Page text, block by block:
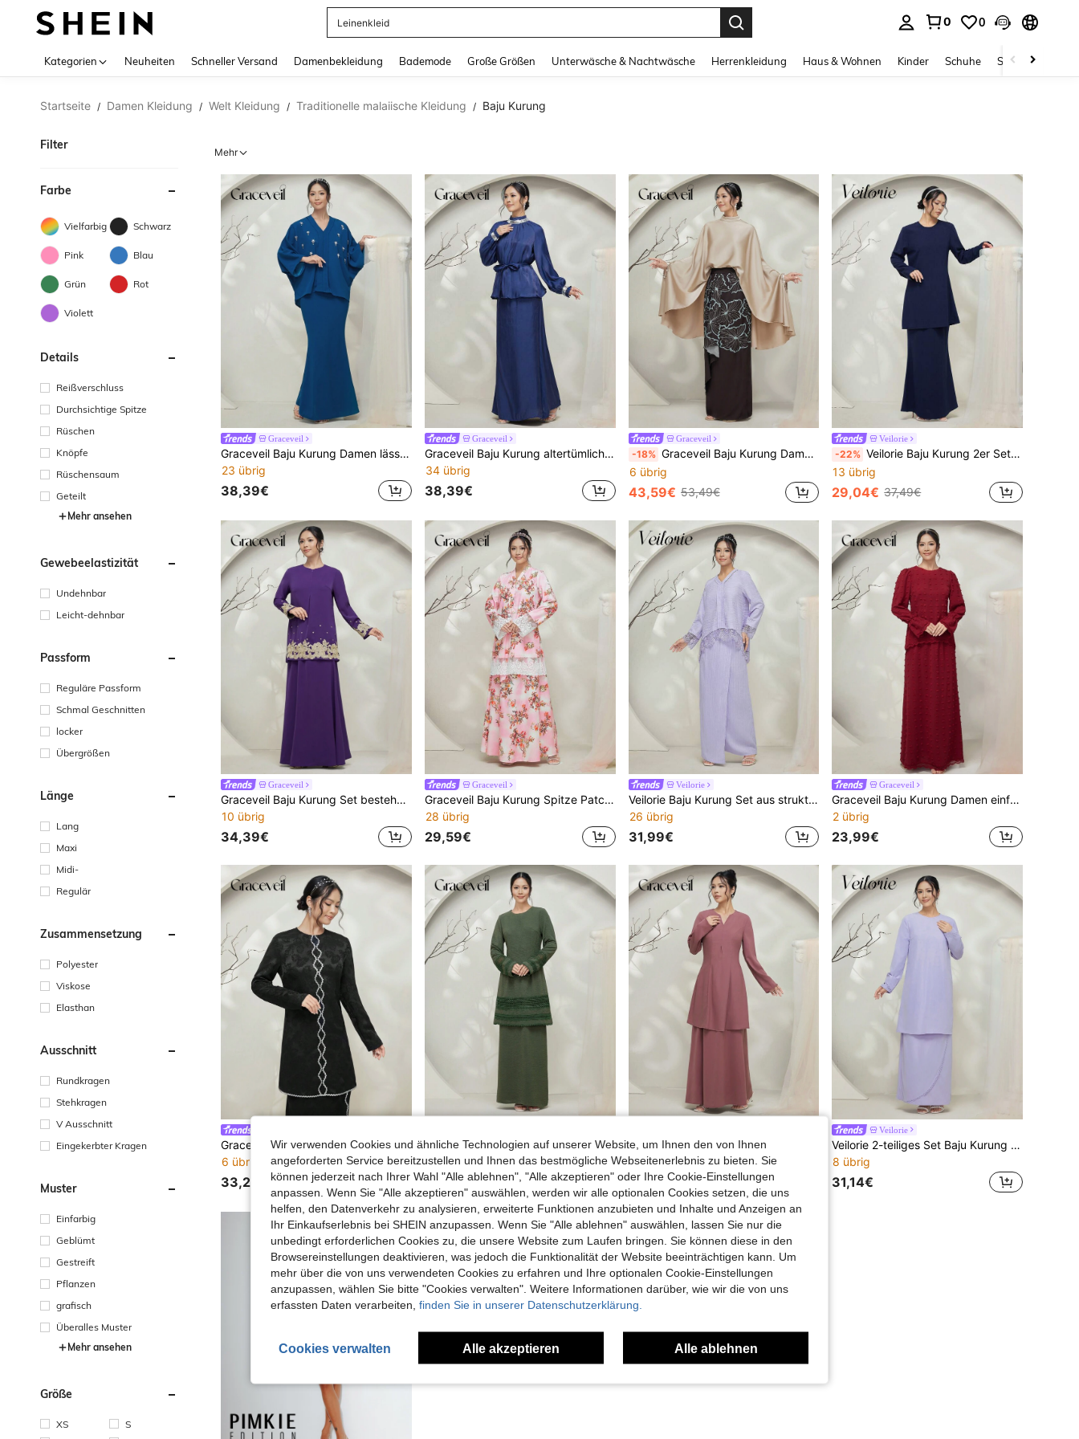
Sommertops
0 0
Kategorien Neuheiten Schneller Versand Damenbekleidung Bademode Große Größen Unterwäsche & Nachtwäsche Herrenkleidung Haus & Wohnen Kinder Schuhe Schmuck &
Startseite / Damen Kleidung / Welt Kleidung / Traditionelle malaiische Kleidung / Baju Kurung
Filter
Farbe
Vielfarbig Schwarz
Pink Blau
Grün Rot
Violett
Details
Reißverschluss
Durchsichtige Spitze
Rüschen
Knöpfe
Rüschensaum
Geteilt
Mehr ansehen
Gewebeelastizität
Undehnbar
Leicht-dehnbar
Passform
Reguläre Passform
Schmal Geschnitten
locker
Übergrößen
Länge
Lang
Maxi
Midi-
Regulär
Zusammensetzung
Polyester
Viskose
Elasthan
Ausschnitt
Rundkragen
Stehkragen
V Ausschnitt
Eingekerbter Kragen
Muster
Einfarbig
Geblümt
Gestreift
Pflanzen
grafisch
Überalles Muster
Mehr ansehen
Größe
XS
S
Mehr
Graceveil
Graceveil Baju Kurung Damen lässiges, luftiges Bubble Perlen Meerjungfrau Saum traditionelles Cheongsam bescheidenes Outfit
23 übrig
38,39€
Graceveil
Graceveil Baju Kurung altertümlicher Stil einfarbig, Stehkragen mit Bändchen, locker, einfach, modisch, lässiger täglicher Gebrauch, dezent
34 übrig
38,39€
Graceveil
-18% Graceveil Baju Kurung Damen Einfarbiges Top mit Stehkragen und Fledermausärmel und maxirock mit Blume Muster Hanfu Set, dezent
6 übrig
43,59€ 53,49€
Veilorie
-22% Veilorie Baju Kurung 2er Set: Langarm Maxi Top und Fischschwanz Maxi Rock, bescheiden
13 übrig
29,04€ 37,49€
Graceveil
Graceveil Baju Kurung Set bestehend aus Oberteil mit Rundhalsausschnitt, Langarm, Reißverschluss vorne und minimalistischem Muster sowie Rock, lässiger chinesischer Stil, dezent
10 übrig
34,39€
Graceveil
Graceveil Baju Kurung Spitze Patchwork Langarm Lässig Cheongsam Kleider Bescheiden
28 übrig
29,59€
Veilorie
Veilorie Baju Kurung Set aus strukturiertem Stoff mit Spitzen-Patchwork, asymmetrischem Saum Top und langem Midi-Rock, 2-teilig, für Damen, dezent
26 übrig
31,99€
Graceveil
Graceveil Baju Kurung Damen einfarbiges Oberteil mit rundem Ausschnitt, Langarm, Schweizer Punkte, minimalistischer Stil und Rock als lässiger, bescheidener Anzug
2 übrig
23,99€
Graceveil Baju Kurung Damen Jacquard-Strick Schwarz Kontrast Rüschen Saum Langarm Pullover Modisch
6 übrig
33,24€
-22% Graceveil Baju Kurung einfarbig mit Stehkragen, locker gebunden, einfache modische lässige Alltagskleidung, dezent
1 übrig
30,09€ 38,99€
1 übrig
31,59€
Veilorie
Veilorie 2-teiliges Set Baju Kurung mit extra langem welligem Rüschensaum Crop Top und Maxirock, dezent
8 übrig
31,14€
Wir verwenden Cookies und ähnliche Technologien auf unserer Website, um Ihnen den von Ihnen
angeforderten Service bereitzustellen und Ihnen das bestmögliche Webseitenerlebnis zu bieten. Sie
können jederzeit nach Ihrer Wahl "Alle ablehnen", "Alle akzeptieren" oder Ihre Cookie-Einstellungen
anpassen. Wenn Sie "Alle akzeptieren" auswählen, werden wir alle optionalen Cookies setzen, die uns
helfen, den Datenverkehr zu analysieren, erweiterte Funktionen anzubieten und Inhalte und Anzeigen an
Ihr Einkaufserlebnis bei SHEIN anzupassen. Wenn Sie "Alle ablehnen" auswählen, lassen Sie nur die
unbedingt erforderlichen Cookies zu, die unsere Website zum Laufen bringen. Sie können diese in den
Browsereinstellungen deaktivieren, was jedoch die Funktionalität der Website beeinträchtigen kann. Um
mehr über die von uns verwendeten Cookies zu erfahren und Ihre optionalen Cookie-Einstellungen
anzupassen, wählen Sie bitte "Cookies verwalten". Weitere Informationen darüber, wie wir die von uns
erfassten Daten verarbeiten, finden Sie in unserer Datenschutzerklärung.
Cookies verwalten Alle akzeptieren Alle ablehnen